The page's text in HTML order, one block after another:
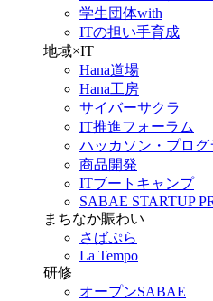
学生団体with
ITの担い手育成
地域×IT
Hana道場
Hana工房
サイバーサクラ
IT推進フォーラム
ハッカソン・プログ
商品開発
ITブートキャンプ
SABAE STARTUP
まちなか賑わい
さばぷら
La Tempo
研修
オープンSABAE